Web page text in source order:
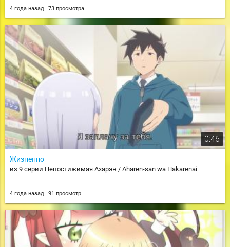
4 года назад 73 просмотра
0:46
Жизненно
из 9 серии Непостижимая Ахарэн / Aharen-san wa Hakarenai
4 года назад 91 просмотр